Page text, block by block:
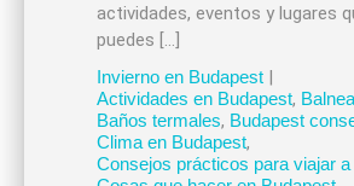
actividades, eventos y lugares
puedes […]
Invierno en Budapest|
Actividades en Budapest,
Baños termales, Budapest
Clima en Budapest,
Consejos prácticos para viajar